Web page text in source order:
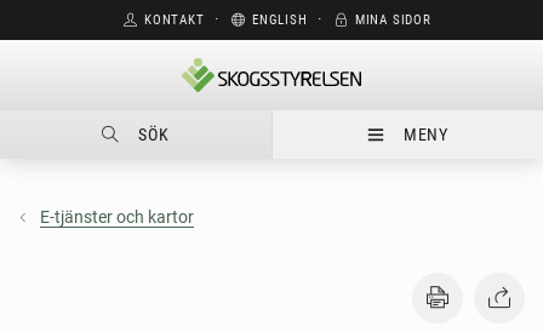
KONTAKT ⋅ ENGLISH ⋅ MINA SIDOR
SÖK MENY
E-tjänster och kartor